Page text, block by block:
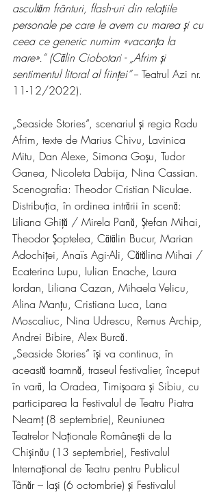
ascultăm frânturi, flash-uri din relațiile
personale pe care le avem cu marea și cu
ceea ce generic numim «vacanța la
mare».“ (Călin Ciobotari - „Afrim și
sentimentul litoral al ființei” -- Teatrul Azi nr.
11-12/2022).
„Seaside Stories“, scenariul și regia Radu
Afrim, texte de Marius Chivu, Lavinica
Mitu, Dan Alexe, Simona Goșu, Tudor
Ganea, Nicoleta Dabija, Nina Cassian.
Scenografia: Theodor Cristian Niculae.
Distribuția, în ordinea intrării în scenă:
Liliana Ghiță / Mirela Pană, Ștefan Mihai,
Theodor Șoptelea, Cătălin Bucur, Marian
Adochiței, Anaïs Agi-Ali, Cătălina Mihai /
Ecaterina Lupu, Iulian Enache, Laura
Iordan, Liliana Cazan, Mihaela Velicu,
Alina Manțu, Cristiana Luca, Lana
Moscaliuc, Nina Udrescu, Remus Archip,
Andrei Bibire, Alex Burcă.
„Seaside Stories” își va continua, în
această toamnă, traseul festivalier, început
în vară, la Oradea, Timișoara și Sibiu, cu
participarea la Festivalul de Teatru Piatra
Neamț (8 septembrie), Reuniunea
Teatrelor Naționale Românești de la
Chișinău (13 septembrie), Festivalul
Internațional de Teatru pentru Publicul
Tânăr – Iași (6 octombrie) și Festivalul